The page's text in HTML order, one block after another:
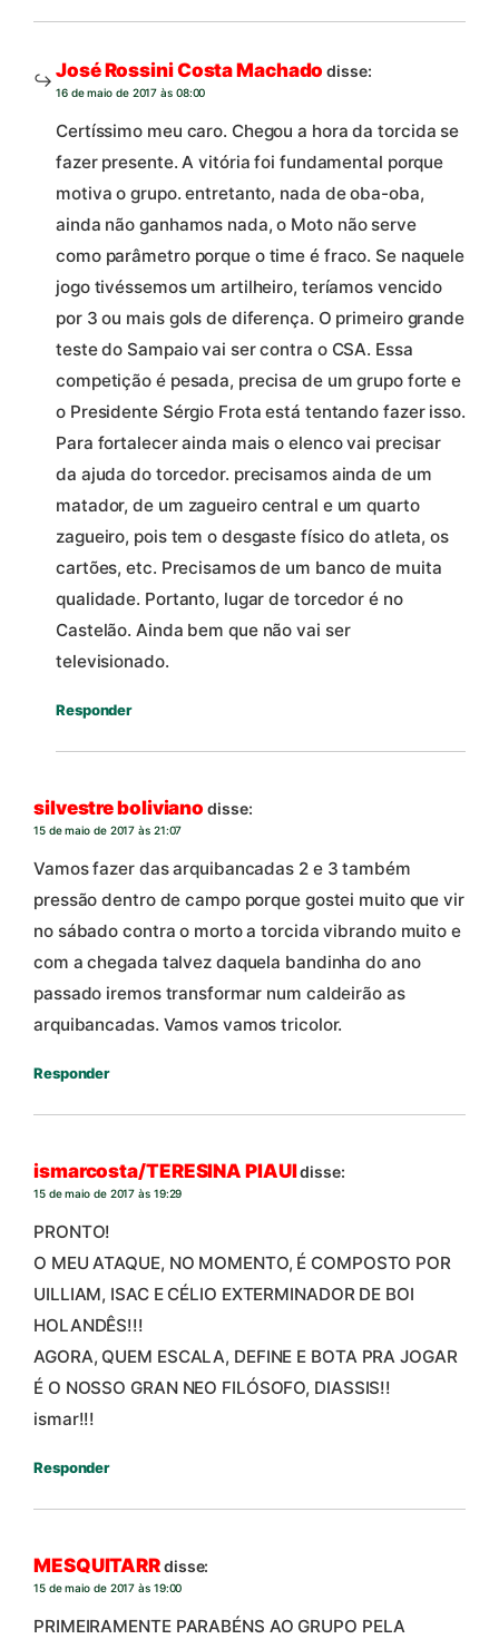
José Rossini Costa Machado disse:
16 de maio de 2017 às 08:00
Certíssimo meu caro. Chegou a hora da torcida se
fazer presente. A vitória foi fundamental porque
motiva o grupo. entretanto, nada de oba-oba,
ainda não ganhamos nada, o Moto não serve
como parâmetro porque o time é fraco. Se naquele
jogo tivéssemos um artilheiro, teríamos vencido
por 3 ou mais gols de diferença. O primeiro grande
teste do Sampaio vai ser contra o CSA. Essa
competição é pesada, precisa de um grupo forte e
o Presidente Sérgio Frota está tentando fazer isso.
Para fortalecer ainda mais o elenco vai precisar
da ajuda do torcedor. precisamos ainda de um
matador, de um zagueiro central e um quarto
zagueiro, pois tem o desgaste físico do atleta, os
cartões, etc. Precisamos de um banco de muita
qualidade. Portanto, lugar de torcedor é no
Castelão. Ainda bem que não vai ser
televisionado.
Responder
silvestre boliviano disse:
15 de maio de 2017 às 21:07
Vamos fazer das arquibancadas 2 e 3 também
pressão dentro de campo porque gostei muito que vir
no sábado contra o morto a torcida vibrando muito e
com a chegada talvez daquela bandinha do ano
passado iremos transformar num caldeirão as
arquibancadas. Vamos vamos tricolor.
Responder
ismarcosta/TERESINA PIAUIdisse:
15 de maio de 2017 às 19:29
PRONTO!
O MEU ATAQUE, NO MOMENTO, É COMPOSTO POR
UILLIAM, ISAC E CÉLIO EXTERMINADOR DE BOI
HOLANDÊS!!!
AGORA, QUEM ESCALA, DEFINE E BOTA PRA JOGAR
É O NOSSO GRAN NEO FILÓSOFO, DIASSIS!!
ismar!!!
Responder
MESQUITARRdisse:
15 de maio de 2017 às 19:00
PRIMEIRAMENTE PARABÉNS AO GRUPO PELA